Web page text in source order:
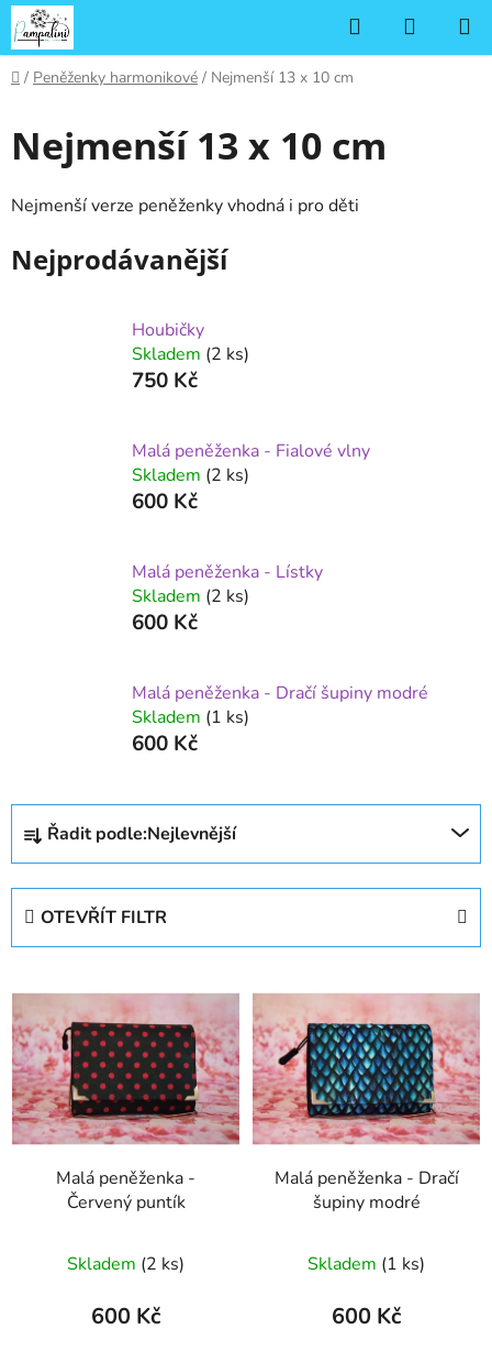
Přejít
na
obsah
Hledat
KOŠÍK
Domů
/ Peněženky harmonikové / Nejmenší 13 x 10 cm
Nejmenší 13 x 10 cm
Nejmenší verze peněženky vhodná i pro děti
Nejprodávanější
Houbičky
Skladem (2 ks)
750 Kč
Malá peněženka - Fialové vlny
Skladem (2 ks)
600 Kč
Malá peněženka - Lístky
Skladem (2 ks)
600 Kč
Malá peněženka - Dračí šupiny modré
Skladem (1 ks)
600 Kč
Ř
a
z
n
í
p
r
o
d
u
k
Řadit podle:Nejlevnější
OTEVŘÍT FILTR
ý
p
i
s
p
r
Malá peněženka -
Červený puntík
Skladem (2 ks)
600 Kč
Malá peněženka - Dračí
šupiny modré
hodnocení
produktu
Skladem (1 ks)
600 Kč